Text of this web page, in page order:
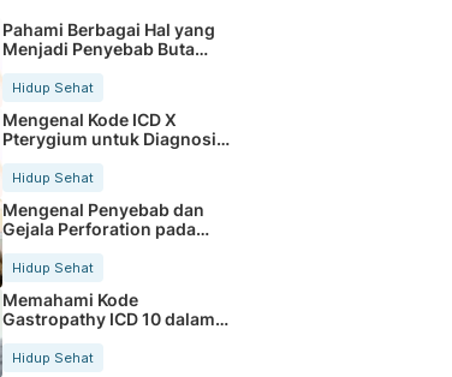
Pahami Berbagai Hal yang
Menjadi Penyebab Buta
Hidup Sehat
Mengenal Kode ICD X
Pterygium untuk Diagnosis
Hidup Sehat
Mengenal Penyebab dan
Gejala Perforation pada
Tubuh
Hidup Sehat
Memahami Kode
Gastropathy ICD 10 dalam
Rekam Medis Pasien
Hidup Sehat